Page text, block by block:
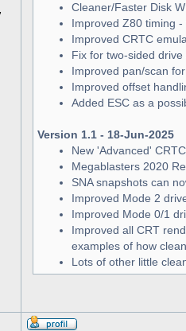
Cleaner/Faster Disk
Improved Z80 timing
Improved CRTC
Fix for two-sided
Improved pan/scan
Improved offset
Added ESC as a
Version 1.1 - 18-Jun-2025
New 'Advanced'
Megablasters 2020
SNA snapshots can
Improved Mode 2
Improved Mode 0/1
Improved all CRT
examples of how
Lots of other little